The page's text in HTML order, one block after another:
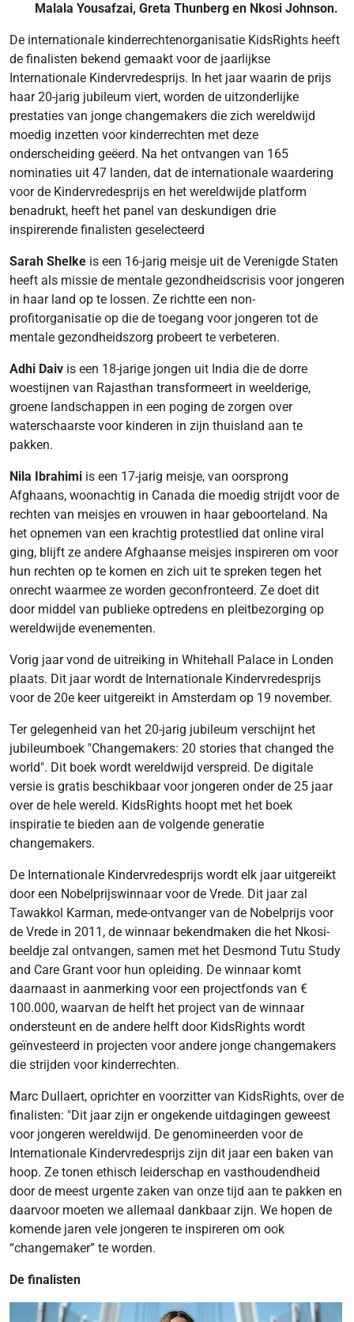
Malala Yousafzai, Greta Thunberg en Nkosi Johnson.
De internationale kinderrechtenorganisatie KidsRights heeft
de finalisten bekend gemaakt voor de jaarlijkse
Internationale Kindervredesprijs. In het jaar waarin de prijs
haar 20-jarig jubileum viert, worden de uitzonderlijke
prestaties van jonge changemakers die zich wereldwijd
moedig inzetten voor kinderrechten met deze
onderscheiding geëerd. Na het ontvangen van 165
nominaties uit 47 landen, dat de internationale waardering
voor de Kindervredesprijs en het wereldwijde platform
benadrukt, heeft het panel van deskundigen drie
inspirerende finalisten geselecteerd
Sarah Shelke is een 16-jarig meisje uit de Verenigde Staten
heeft als missie de mentale gezondheidscrisis voor jongeren
in haar land op te lossen. Ze richtte een non-
profitorganisatie op die de toegang voor jongeren tot de
mentale gezondheidszorg probeert te verbeteren.
Adhi Daiv is een 18-jarige jongen uit India die de dorre
woestijnen van Rajasthan transformeert in weelderige,
groene landschappen in een poging de zorgen over
waterschaarste voor kinderen in zijn thuisland aan te
pakken.
Nila Ibrahimi is een 17-jarig meisje, van oorsprong
Afghaans, woonachtig in Canada die moedig strijdt voor de
rechten van meisjes en vrouwen in haar geboorteland. Na
het opnemen van een krachtig protestlied dat online viral
ging, blijft ze andere Afghaanse meisjes inspireren om voor
hun rechten op te komen en zich uit te spreken tegen het
onrecht waarmee ze worden geconfronteerd. Ze doet dit
door middel van publieke optredens en pleitbezorging op
wereldwijde evenementen.
Vorig jaar vond de uitreiking in Whitehall Palace in Londen
plaats. Dit jaar wordt de Internationale Kindervredesprijs
voor de 20e keer uitgereikt in Amsterdam op 19 november.
Ter gelegenheid van het 20-jarig jubileum verschijnt het
jubileumboek "Changemakers: 20 stories that changed the
world". Dit boek wordt wereldwijd verspreid. De digitale
versie is gratis beschikbaar voor jongeren onder de 25 jaar
over de hele wereld. KidsRights hoopt met het boek
inspiratie te bieden aan de volgende generatie
changemakers.
De Internationale Kindervredesprijs wordt elk jaar uitgereikt
door een Nobelprijswinnaar voor de Vrede. Dit jaar zal
Tawakkol Karman, mede-ontvanger van de Nobelprijs voor
de Vrede in 2011, de winnaar bekendmaken die het Nkosi-
beeldje zal ontvangen, samen met het Desmond Tutu Study
and Care Grant voor hun opleiding. De winnaar komt
daarnaast in aanmerking voor een projectfonds van €
100.000, waarvan de helft het project van de winnaar
ondersteunt en de andere helft door KidsRights wordt
geïnvesteerd in projecten voor andere jonge changemakers
die strijden voor kinderrechten.
Marc Dullaert, oprichter en voorzitter van KidsRights, over de
finalisten: "Dit jaar zijn er ongekende uitdagingen geweest
voor jongeren wereldwijd. De genomineerden voor de
Internationale Kindervredesprijs zijn dit jaar een baken van
hoop. Ze tonen ethisch leiderschap en vasthoudendheid
door de meest urgente zaken van onze tijd aan te pakken en
daarvoor moeten we allemaal dankbaar zijn. We hopen de
komende jaren vele jongeren te inspireren om ook
“changemaker” te worden.
De finalisten